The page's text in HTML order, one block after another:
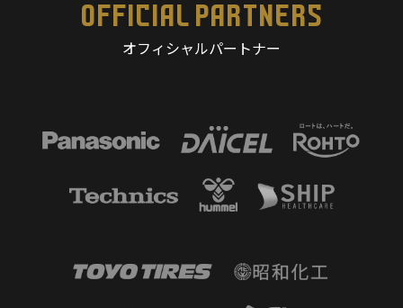
OFFICIAL PARTNERS
オフィシャルパートナー